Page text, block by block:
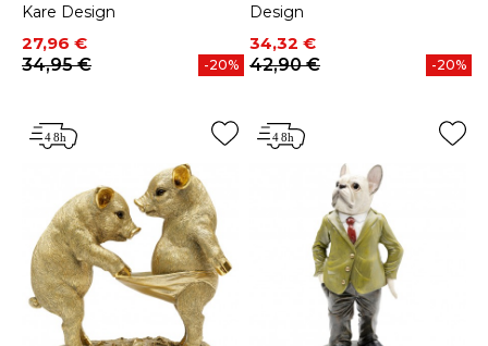
Kare Design
Prix
27,96 €
Prix de base
34,95 €
-20%
Design
Prix
34,32 €
Prix de base
42,90 €
-20%